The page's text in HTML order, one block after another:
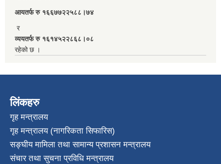
आयतर्फ रु‌ १६६७७२२५८८।७४
र
व्ययतर्फ रु १६१४५२२८६८।०८
रहेको छ ।
लिंकहरु
गृह मन्त्रालय
गृह मन्त्रालय (नागरिकता सिफारिस)
सङ्घीय मामिला तथा सामान्य प्रशासन मन्त्रालय
संचार तथा सुचना प्रविधि मन्त्रालय